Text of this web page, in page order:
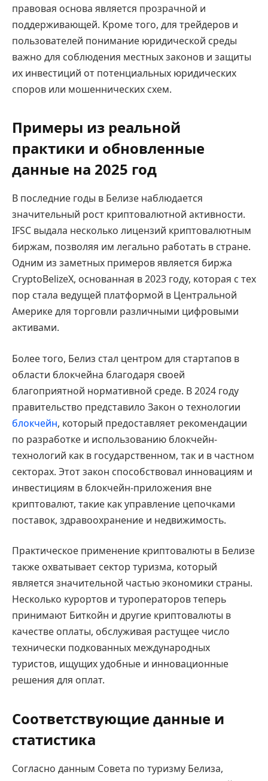
правовая основа является прозрачной и
поддерживающей. Кроме того, для трейдеров и
пользователей понимание юридической среды
важно для соблюдения местных законов и защиты
их инвестиций от потенциальных юридических
споров или мошеннических схем.
Примеры из реальной
практики и обновленные
данные на 2025 год
В последние годы в Белизе наблюдается
значительный рост криптовалютной активности.
IFSC выдала несколько лицензий криптовалютным
биржам, позволяя им легально работать в стране.
Одним из заметных примеров является биржа
CryptoBelizeX, основанная в 2023 году, которая с тех
пор стала ведущей платформой в Центральной
Америке для торговли различными цифровыми
активами.
Более того, Белиз стал центром для стартапов в
области блокчейна благодаря своей
благоприятной нормативной среде. В 2024 году
правительство представило Закон о технологии
блокчейн, который предоставляет рекомендации
по разработке и использованию блокчейн-
технологий как в государственном, так и в частном
секторах. Этот закон способствовал инновациям и
инвестициям в блокчейн-приложения вне
криптовалют, такие как управление цепочками
поставок, здравоохранение и недвижимость.
Практическое применение криптовалюты в Белизе
также охватывает сектор туризма, который
является значительной частью экономики страны.
Несколько курортов и туроператоров теперь
принимают Биткойн и другие криптовалюты в
качестве оплаты, обслуживая растущее число
технически подкованных международных
туристов, ищущих удобные и инновационные
решения для оплат.
Соответствующие данные и
статистика
Согласно данным Совета по туризму Белиза,